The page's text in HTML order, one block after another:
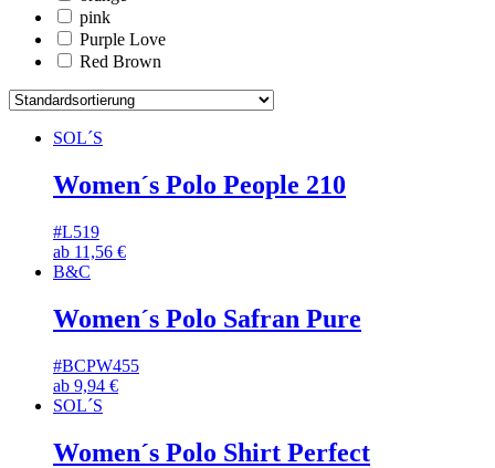
pink
Purple Love
Red Brown
SOL´S
Women´s Polo People 210
#L519
ab 11,56 €
B&C
Women´s Polo Safran Pure
#BCPW455
ab 9,94 €
SOL´S
Women´s Polo Shirt Perfect